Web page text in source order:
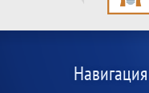
Навигация